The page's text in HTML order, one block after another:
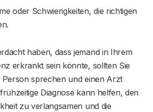
oder Schwierigkeiten, die richtigen
haben, dass jemand in Ihrem
erkrankt sein könnte, sollten Sie
Person sprechen und einen Arzt
Diagnose kann helfen, den
zu verlangsamen und die